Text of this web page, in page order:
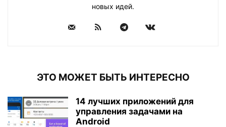
новых идей.
ЭТО МОЖЕТ БЫТЬ ИНТЕРЕСНО
14 лучших приложений для
управления задачами на
Android